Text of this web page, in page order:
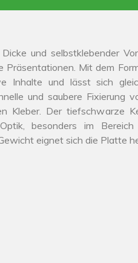
und selbstklebender
Präsentationen. Mit dem
Inhalte und lässt sich
und saubere Fixierung
Kleber. Der tiefschwarze
besonders im Bereich
eignet sich die Platte